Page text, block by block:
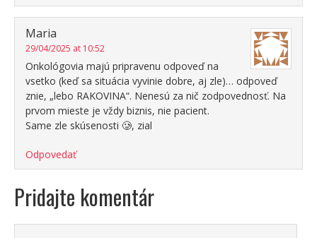
Maria
29/04/2025 at 10:52
Onkológovia majú pripravenu odpoveď na
vsetko (keď sa situácia vyvinie dobre, aj zle)… odpoveď
znie, „lebo RAKOVINA“. Nenesú za nič zodpovednosť. Na
prvom mieste je vždy biznis, nie pacient.
Same zle skúsenosti 🥲, zial
Odpovedať
Pridajte komentár